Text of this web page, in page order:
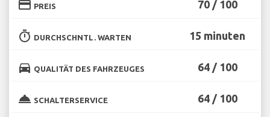
credit_card PREIS 70 / 100
timer DURCHSCHNTL. WARTEN 15 minuten
directions_car QUALITÄT DES FAHRZEUGES 64 / 100
room_service SCHALTERSERVICE 64 / 100